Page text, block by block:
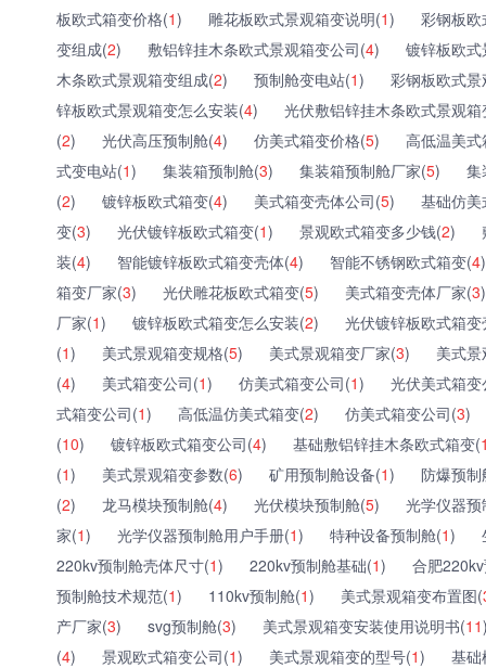
板欧式箱变价格(1) 雕花板欧式景观箱变说明(1)
彩钢板
变组成(2) 敷铝锌挂木条欧式景观箱变公司(4)
镀锌板欧
木条欧式景观箱变组成(2) 预制舱变电站(1)
彩钢板欧式
锌板欧式景观箱变怎么安装(4)
光伏敷铝锌挂木条欧式景观箱
(2) 光伏高压预制舱(4) 仿美式箱变价格(5)
高低温美
式变电站(1) 集装箱预制舱(3) 集装箱预制舱厂家(5)
集
(2) 镀锌板欧式箱变(4) 美式箱变壳体公司(5)
基础仿
变(3) 光伏镀锌板欧式箱变(1) 景观欧式箱变多少钱(2)
装(4) 智能镀锌板欧式箱变壳体(4) 智能不锈钢欧式箱变(4)
箱变厂家(3) 光伏雕花板欧式箱变(5) 美式箱变壳体厂家(3)
厂家(1) 镀锌板欧式箱变怎么安装(2)
光伏镀锌板欧式箱
(1) 美式景观箱变规格(5) 美式景观箱变厂家(3)
美式
(4) 美式箱变公司(1) 仿美式箱变公司(1)
光伏美式箱
式箱变公司(1) 高低温仿美式箱变(2) 仿美式箱变公司(3)
(10) 镀锌板欧式箱变公司(4) 基础敷铝锌挂木条欧式箱变(
(1) 美式景观箱变参数(6) 矿用预制舱设备(1)
防爆预制
(2) 龙马模块预制舱(4) 光伏模块预制舱(5)
光学仪器
家(1) 光学仪器预制舱用户手册(1) 特种设备预制舱(1)
220kv预制舱壳体尺寸(1) 220kv预制舱基础(1)
合肥
预制舱技术规范(1) 110kv预制舱(1) 美式景观箱变布置图(
产厂家(3) svg预制舱(3) 美式景观箱变安装使用说明书(11
(4) 景观欧式箱变公司(1) 美式景观箱变的型号(1)
基础